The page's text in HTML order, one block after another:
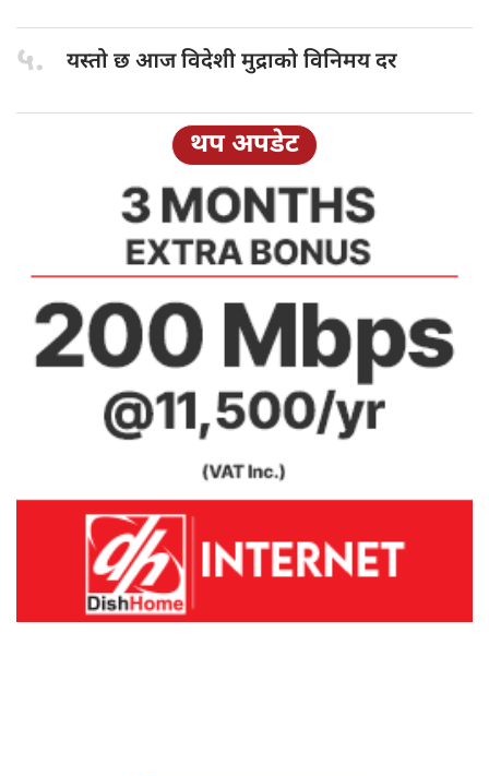
५. यस्तो छआज विदेशी मुद्राको विनिमय दर
थप अपडेट